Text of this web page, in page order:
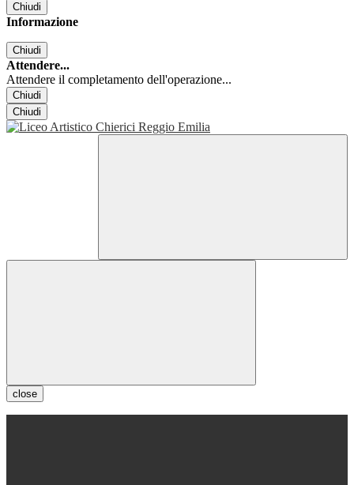
Chiudi
Informazione
Chiudi
Attendere...
Attendere il completamento dell'operazione...
Chiudi
Chiudi
close